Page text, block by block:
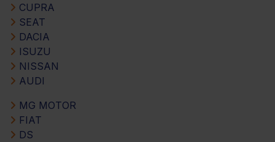
CUPRA
SEAT
DACIA
ISUZU
NISSAN
AUDI
MG MOTOR
FIAT
DS